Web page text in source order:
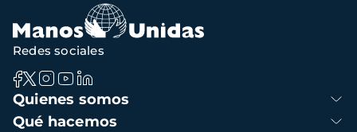
Navegación
principal
Quienes somos
Qué hacemos
Redes sociales